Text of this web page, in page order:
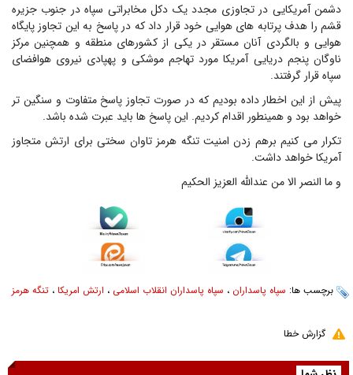
دشمن آمریکایی در تجاوزی مجدد یک دکل مخابراتی سپاه در جنوب جزیره
قشم را هدف پرتابه های هوایی خود قرار داد که در پاسخ به این تجاوز پایگاه
هوایی و بالگردی آنان مستقر در یکی از کشورهای منطقه و همچنین مرکز
ناوگان پنجم دریایی آمریکا مورد تهاجم موشکی و پهپادی نیروی هوافضای
سپاه قرار گرفتند.
پیش از این اخطار داده بودیم که در صورت تجاوز پاسخ متفاوت و سنگین تر
خواهد بود و همینطور اقدام کردیم. این پاسخ ها باید عبرت شده باشد.
تکرار می کنیم برهم زدن امنیت تنگه هرمز تاوان سختی برای ارتش متجاوز
آمریکا خواهد داشت.
و ما النصر الا من عندالله العزیز الحکیم
برچسب ها: سپاه پاسداران ، سپاه پاسداران انقلاب اسلامی ، ارتش امریکا ، تنگه هرمز
گزارش خطا